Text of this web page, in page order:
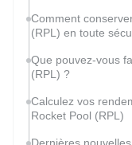
Comment
(RPL) en toute
Que pouvez-vous
(RPL) ?
Calculez vos
Rocket Pool (RPL)